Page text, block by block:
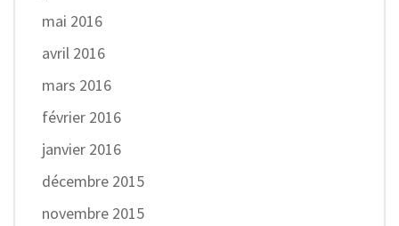
mai 2016
avril 2016
mars 2016
février 2016
janvier 2016
décembre 2015
novembre 2015